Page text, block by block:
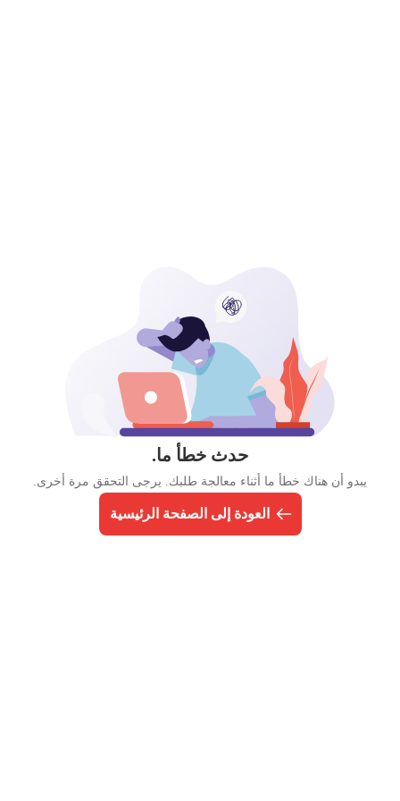
حدث خطأ ما.
يبدو أن هناك خطأ ما أثناء معالجة طلبك. يرجى التحقق مرة أخرى.
العودة إلى الصفحة الرئيسية